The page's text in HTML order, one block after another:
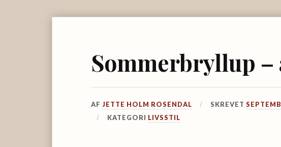
Sommerbryllup
AFJETTE HOLM ROSENDAL SKREVET
KATEGORI LIVSSTIL